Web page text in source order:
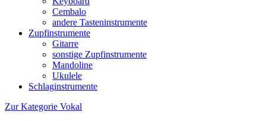
Cembalo
andere Tasteninstrumente
Zupfinstrumente
Gitarre
sonstige Zupfinstrumente
Mandoline
Ukulele
Schlaginstrumente
Zur Kategorie Vokal